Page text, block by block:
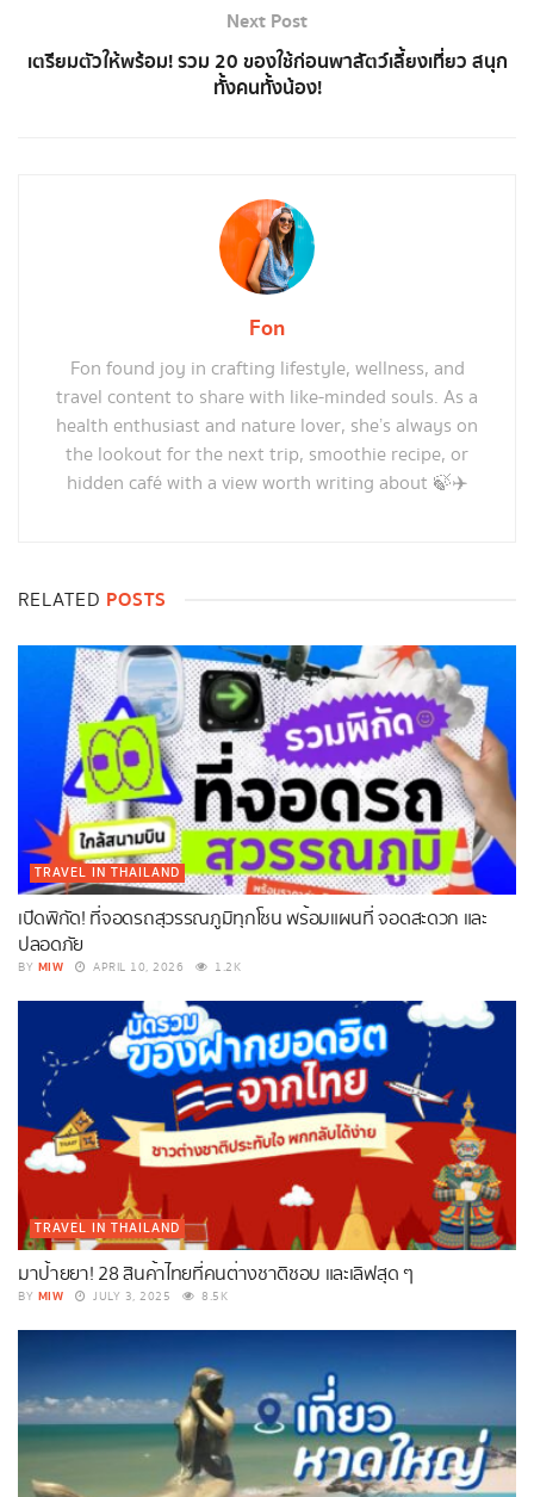
Next Post
เตรียมตัวให้พร้อม! รวม 20 ของใช้ก่อนพาสัตว์เลี้ยงเที่ยว สนุก
ทั้งคนทั้งน้อง!
Fon
Fon found joy in crafting lifestyle, wellness, and
travel content to share with like-minded souls. As a
health enthusiast and nature lover, she’s always on
the lookout for the next trip, smoothie recipe, or
hidden café with a view worth writing about 🍃✈️
RELATED POSTS
TRAVEL IN THAILAND
เปิดพิกัด! ที่จอดรถสุวรรณภูมิทุกโซน พร้อมแผนที่ จอดสะดวก และ
ปลอดภัย
BY MIW APRIL 10, 2026 1.2K
TRAVEL IN THAILAND
มาป้ายยา! 28 สินค้าไทยที่คนต่างชาติชอบ และเลิฟสุด ๆ
BY MIW JULY 3, 2025 8.5K